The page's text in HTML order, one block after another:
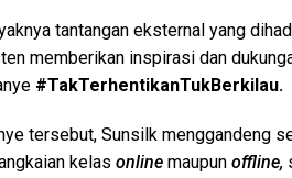
tantangan eksternal yang
memberikan inspirasi dan
#TakTerhentikanTukBerkilau.
tersebut, Sunsilk menggandeng
kelas online maupun offline,